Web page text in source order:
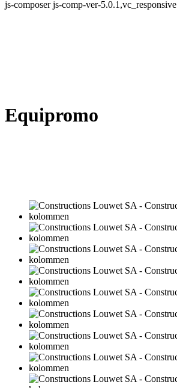
js-composer js-comp-ver-5.0.1,vc_responsive
Equipromo